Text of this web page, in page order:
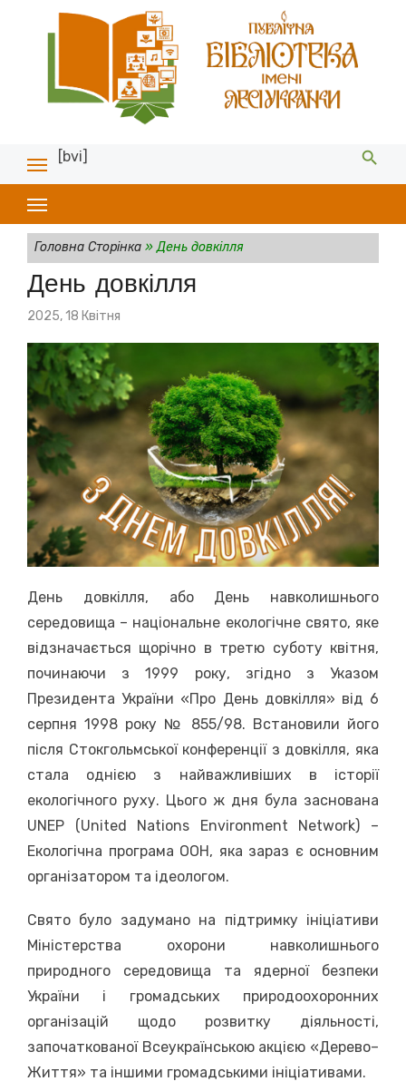
[bvi]
Головна Сторінка»День довкілля
День довкілля
Posted
2025, 18 Квітня
День довкілля, або День навколишнього
середовища – національне екологічне свято, яке
відзначається щорічно в третю суботу квітня,
починаючи з 1999 року, згідно з Указом
Президента України «Про День довкілля» від 6
серпня 1998 року № 855/98. Встановили його
після Стокгольмської конференції з довкілля, яка
стала однією з найважливіших в історії
екологічного руху. Цього ж дня була заснована
UNEP (United Nations Environment Network) –
Екологічна програма ООН, яка зараз є основним
організатором та ідеологом.
Свято було задумано на підтримку ініціативи
Міністерства охорони навколишнього
природного середовища та ядерної безпеки
України і громадських природоохоронних
організацій щодо розвитку діяльності,
започаткованої Всеукраїнською акцією «Дерево–
Життя» та іншими громадськими ініціативами.